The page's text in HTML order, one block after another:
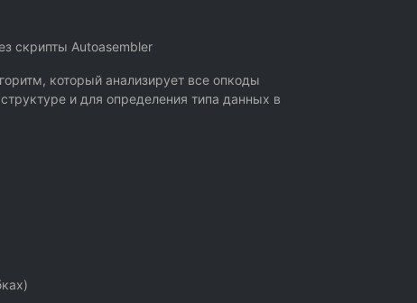
скрипты Аutoasembler
который анализирует все опкоды
и для определения типа данных в